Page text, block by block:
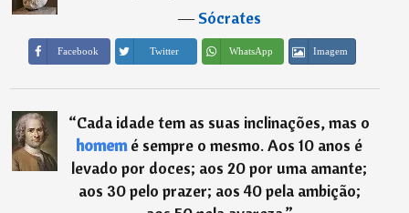
―Sócrates
Facebook Twitter WhatsApp Imagem
“Cada idade tem as suas inclinações, mas o
homemé sempre o mesmo. Aos 10 anos é
levado por doces; aos 20 por uma amante;
aos 30 pelo prazer; aos 40 pela ambição;